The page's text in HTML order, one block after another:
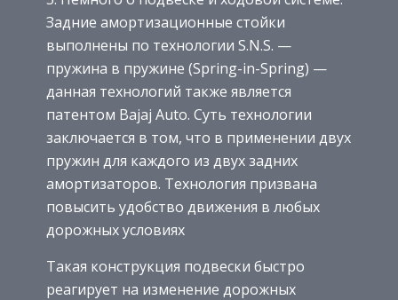
Задние амортизационные стойки
выполнены по технологии S.N.S. —
пружина в пружине (Spring-in-Spring) —
данная технологий также является
патентом Bajaj Auto. Суть технологии
заключается в том, что в применении двух
пружин для каждого из двух задних
амортизаторов. Технология призвана
повысить удобство движения в любых
дорожных условиях
Такая конструкция подвески быстро
реагирует на изменение дорожных